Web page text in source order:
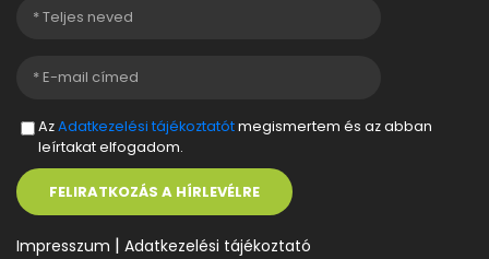
AzAdatkezelési tájékoztatótmegismertem és az abban
leírtakat elfogadom.
FELIRATKOZÁS A HÍRLEVÉLRE
Impresszum | Adatkezelési tájékoztató